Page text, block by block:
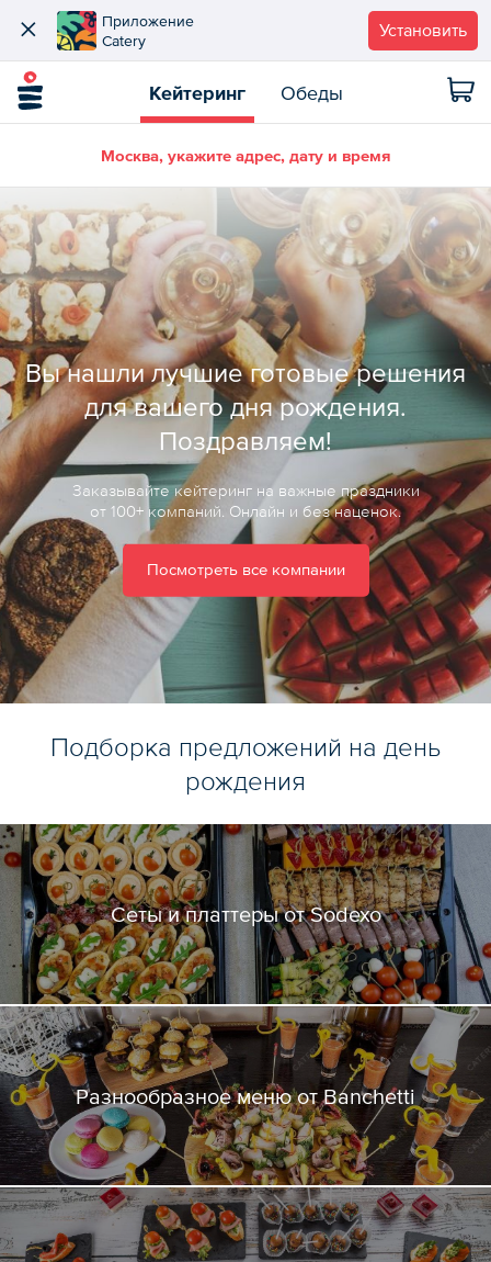
Приложение
Catery
Установить
Кейтеринг Обеды
Москва, укажите адрес, дату и время
Вы нашли лучшие готовые решения
для вашего дня рождения.
Поздравляем!
Заказывайте кейтеринг на важные праздники
от 100+ компаний. Онлайн и без наценок.
Посмотреть все компании
Подборка предложений на день
рождения
Сеты и платтеры от Sodexo
Разнообразное меню от Banchetti